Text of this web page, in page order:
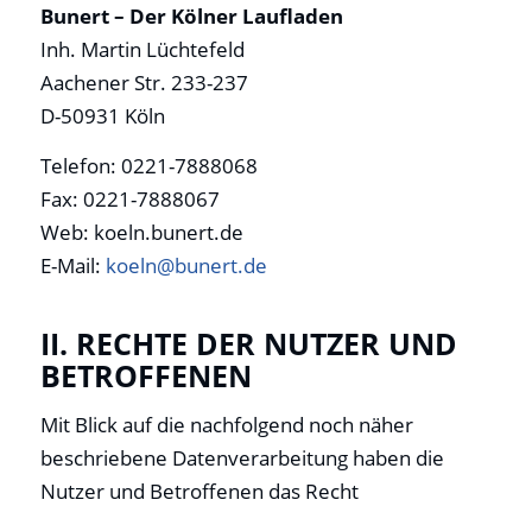
Bunert – Der Kölner Laufladen
Inh. Martin Lüchtefeld
Aachener Str. 233-237
D-50931 Köln
Telefon: 0221-7888068
Fax: 0221-7888067
Web: koeln.bunert.de
E-Mail: koeln@bunert.de
II. RECHTE DER NUTZER UND
BETROFFENEN
Mit Blick auf die nachfolgend noch näher
beschriebene Datenverarbeitung haben die
Nutzer und Betroffenen das Recht